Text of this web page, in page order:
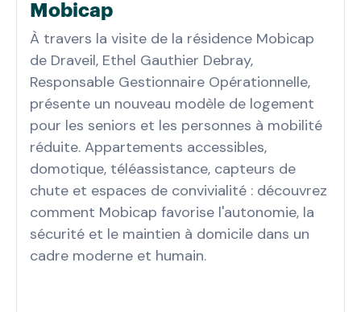
Mobicap
À travers la visite de la résidence Mobicap
de Draveil, Ethel Gauthier Debray,
Responsable Gestionnaire Opérationnelle,
présente un nouveau modèle de logement
pour les seniors et les personnes à mobilité
réduite. Appartements accessibles,
domotique, téléassistance, capteurs de
chute et espaces de convivialité : découvrez
comment Mobicap favorise l'autonomie, la
sécurité et le maintien à domicile dans un
cadre moderne et humain.